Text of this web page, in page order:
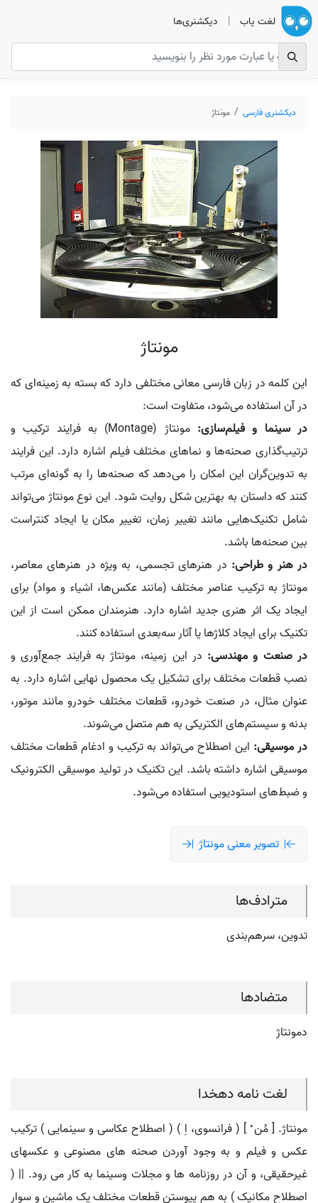
لغت یاب | دیکشنری‌ها
دیکشنری فارسی مونتاژ
مونتاژ
این کلمه در زبان فارسی معانی مختلفی دارد که بسته به زمینه‌ای که
در آن استفاده می‌شود، متفاوت است:
در سینما و فیلم‌سازی:
مونتاژ (Montage) به فرایند ترکیب و
ترتیب‌گذاری صحنه‌ها و نماهای مختلف فیلم اشاره دارد. این فرایند
به تدوین‌گران این امکان را می‌دهد که صحنه‌ها را به گونه‌ای مرتب
کنند که داستان به بهترین شکل روایت شود. این نوع مونتاژ می‌تواند
شامل تکنیک‌هایی مانند تغییر زمان، تغییر مکان یا ایجاد کنتراست
بین صحنه‌ها باشد.
در هنر و طراحی: در هنرهای تجسمی، به ویژه در هنرهای معاصر،
مونتاژ به ترکیب عناصر مختلف (مانند عکس‌ها، اشیاء و مواد) برای
ایجاد یک اثر هنری جدید اشاره دارد. هنرمندان ممکن است از این
تکنیک برای ایجاد کلاژها یا آثار سه‌بعدی استفاده کنند.
در صنعت و مهندسی: در این زمینه، مونتاژ به فرایند جمع‌آوری و
نصب قطعات مختلف برای تشکیل یک محصول نهایی اشاره دارد. به
عنوان مثال، در صنعت خودرو، قطعات مختلف خودرو مانند موتور،
بدنه و سیستم‌های الکتریکی به هم متصل می‌شوند.
در موسیقی: این اصطلاح می‌تواند به ترکیب و ادغام قطعات مختلف
موسیقی اشاره داشته باشد. این تکنیک در تولید موسیقی الکترونیک
و ضبط‌های استودیویی استفاده می‌شود.
تصویر معنی مونتاژ
مترادف‌ها
تدوین، سرهم‌بندی
متضادها
دمونتاژ
لغت نامه دهخدا
مونتاژ. [ مُن ْ ] ( فرانسوی، اِ ) ( اصطلاح عکاسی و سینمایی ) ترکیب
عکس و فیلم و به وجود آوردن صحنه های مصنوعی و عکسهای
غیرحقیقی، و آن در روزنامه ها و مجلات وسینما به کار می رود. || (
اصطلاح مکانیک ) به هم پیوستن قطعات مختلف یک ماشین و سوار